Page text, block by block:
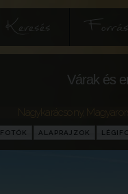
Keresés
Várak és
FOTÓK ALAPRAJZOK